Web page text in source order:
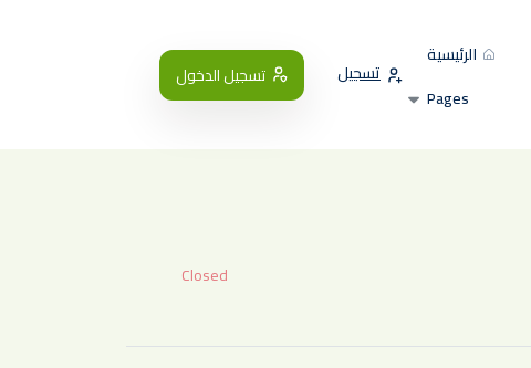
الرئيسية
Pages
تسجيل تسجيل الدخول
Closed